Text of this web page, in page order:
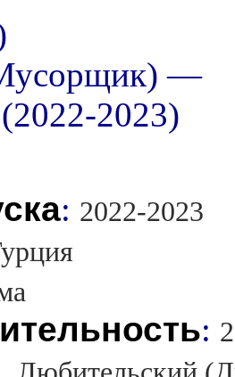
: 2022-2023
: